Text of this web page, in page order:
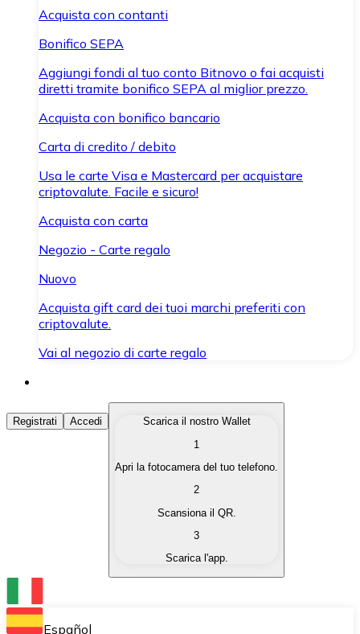
Acquista con contanti
Bonifico SEPA
Aggiungi fondi al tuo conto Bitnovo o fai acquisti
diretti tramite bonifico SEPA al miglior prezzo.
Acquista con bonifico bancario
Carta di credito / debito
Usa le carte Visa e Mastercard per acquistare
criptovalute. Facile e sicuro!
Acquista con carta
Negozio - Carte regalo
Nuovo
Acquista gift card dei tuoi marchi preferiti con
criptovalute.
Vai al negozio di carte regalo
Acquista Criptovalute
Acquista le criptovalute che ti interessano in modo
Converti le tue criptovalute in valuta fiat quando ne
Scambia una criptovaluta con un'altra
Conserva le tue cripto in un Wallet self-custodial.
Registrati Accedi
Scarica il nostro Wallet
1
Apri la fotocamera del tuo telefono.
2
Scansiona il QR.
3
Scarica l'app.
Español